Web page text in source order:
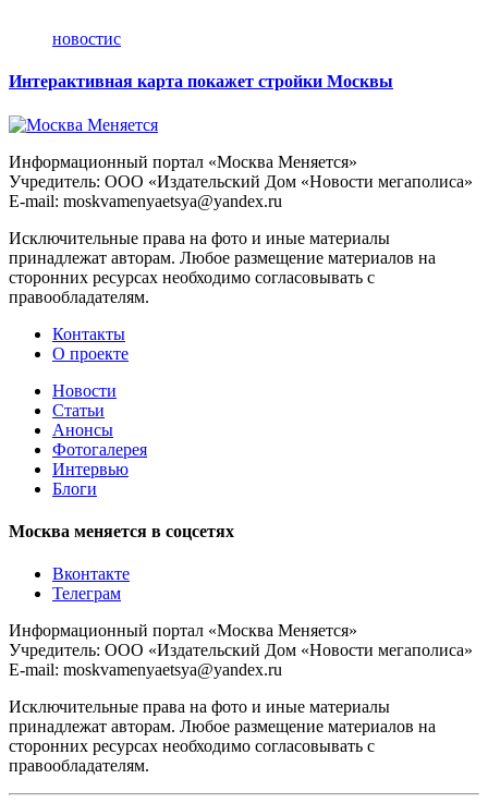
новостис
Интерактивная карта покажет стройки Москвы
Информационный портал «Москва Меняется»
Учредитель: ООО «Издательский Дом «Новости мегаполиса»
E-mail: moskvamenyaetsya@yandex.ru
Исключительные права на фото и иные материалы
принадлежат авторам. Любое размещение материалов на
сторонних ресурсах необходимо согласовывать с
правообладателям.
Контакты
О проекте
Новости
Статьи
Анонсы
Фотогалерея
Интервью
Блоги
Москва меняется в соцсетях
Вконтакте
Телеграм
Информационный портал «Москва Меняется»
Учредитель: ООО «Издательский Дом «Новости мегаполиса»
E-mail: moskvamenyaetsya@yandex.ru
Исключительные права на фото и иные материалы
принадлежат авторам. Любое размещение материалов на
сторонних ресурсах необходимо согласовывать с
правообладателям.